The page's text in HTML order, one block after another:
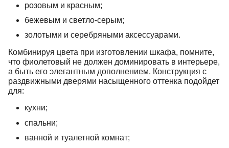
розовым и красным;
бежевым и светло-серым;
золотыми и серебряными аксессуарами.
Комбинируя цвета при изготовлении шкафа, помните,
что фиолетовый не должен доминировать в интерьере,
а быть его элегантным дополнением. Конструкция с
раздвижными дверями насыщенного оттенка подойдет
для:
кухни;
спальни;
ванной и туалетной комнат;